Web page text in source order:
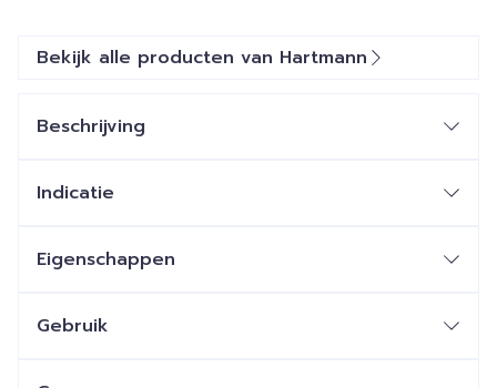
Bekijk alle producten van Hartmann
Beschrijving
Indicatie
Eigenschappen
Gebruik